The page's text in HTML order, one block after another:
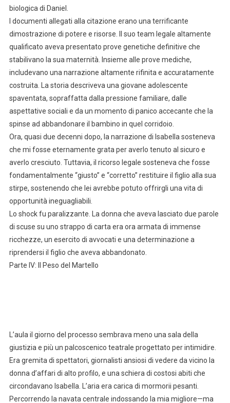
biologica di Daniel.
I documenti allegati alla citazione erano una terrificante
dimostrazione di potere e risorse. Il suo team legale altamente
qualificato aveva presentato prove genetiche definitive che
stabilivano la sua maternità. Insieme alle prove mediche,
includevano una narrazione altamente rifinita e accuratamente
costruita. La storia descriveva una giovane adolescente
spaventata, sopraffatta dalla pressione familiare, dalle
aspettative sociali e da un momento di panico accecante che la
spinse ad abbandonare il bambino in quel corridoio.
Ora, quasi due decenni dopo, la narrazione di Isabella sosteneva
che mi fosse eternamente grata per averlo tenuto al sicuro e
averlo cresciuto. Tuttavia, il ricorso legale sosteneva che fosse
fondamentalmente “giusto” e “corretto” restituire il figlio alla sua
stirpe, sostenendo che lei avrebbe potuto offrirgli una vita di
opportunità ineguagliabili.
Lo shock fu paralizzante. La donna che aveva lasciato due parole
di scuse su uno strappo di carta era ora armata di immense
ricchezze, un esercito di avvocati e una determinazione a
riprendersi il figlio che aveva abbandonato.
Parte IV: Il Peso del Martello
L’aula il giorno del processo sembrava meno una sala della
giustizia e più un palcoscenico teatrale progettato per intimidire.
Era gremita di spettatori, giornalisti ansiosi di vedere da vicino la
donna d’affari di alto profilo, e una schiera di costosi abiti che
circondavano Isabella. L’aria era carica di mormorii pesanti.
Percorrendo la navata centrale indossando la mia migliore—ma